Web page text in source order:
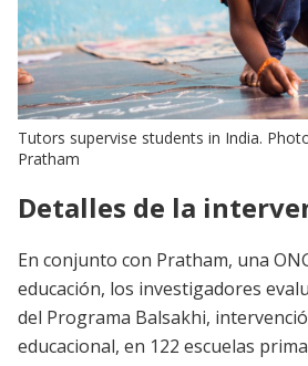
Tutors supervise students in India.
Pratham
Detalles de la
En conjunto con Pratham, una
educación, los investigadores
del Programa Balsakhi,
educacional, en 122 escuelas